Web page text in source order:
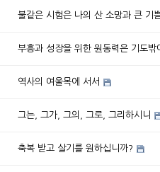
불같은 시험은 나의 산 소망과 큰 기
부흥과 성장을 위한 원동력은 기도밖
역사의 여울목에 서서
그는, 그가, 그의, 그로, 그리하시니
축복 받고 살기를 원하십니까?